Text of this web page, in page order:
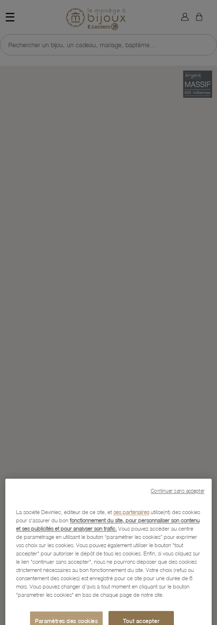
☰ Retour à l'accueil du site
Rechercher un bijou, un cadeau, mariage, baptême...
×
La société Devinlec, éditeur de ce site, etses partenairesutilise(nt) des cookies
pour s'assurer du bonfonctionnement du site, pour personnaliser son contenu
et ses publicités et pour analyser son trafic. Vous pouvez accéder au centre
de paramétrage en utilisant le bouton “paramétrer les cookies” pour exprimer
vos choix sur les cookies. Vous pouvez également utiliser le bouton "tout
accepter" pour autoriser le dépôt de tous les cookies. Enfin, si vous cliquez sur
le lien "continuer sans accepter", nous ne pourrons déposer que des cookies
strictement nécessaires au bon fonctionnement du site. Votre choix (refus ou
consentement des cookies) est enregistré pour ce site pour une durée de 6
mois. Vous pouvez changer d'avis à tout moment en cliquant sur le bouton
"paramétrer les cookies" en bas de chaque page de notre site.
Paramètres des cookies Tout accepter
Continuer sans accepter